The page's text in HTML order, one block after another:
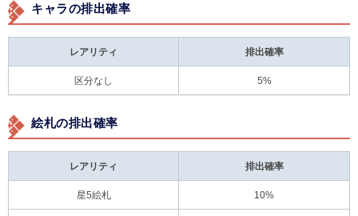
キャラの排出確率
レアリティ 排出確率
区分なし 5%
絵札の排出確率
レアリティ 排出確率
星5絵札 10%